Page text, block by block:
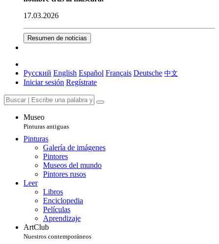
17.03.2026
Resumen de noticias
Русский English Español Français Deutsche 中文
Iniciar sesión Regístrate
Museo
Pinturas antiguas
Pinturas
Galería de imágenes
Pintores
Museos del mundo
Pintores rusos
Leer
Libros
Enciclopedia
Películas
Aprendizaje
ArtClub
Nuestros contemporáneos